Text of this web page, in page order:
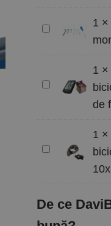
24-
Accesorii
1 ×
Calculator
cu
1 ×
de
Incuietoare
10x1500mm
1 ×
De ce